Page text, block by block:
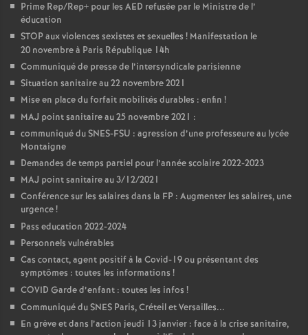
o
u
r
s
Prime Rep/Rep+ pour les AED refusée par le Ministre de l’
éducation
STOP aux violences sexistes et sexuelles ! Manifestation le
20 novembre à Paris République 14h
Communiqué de presse de l’intersyndicale parisienne
Situation sanitaire au 22 novembre 2021
Mise en place du forfait mobilités durables : enfin !
MAJ point sanitaire au 25 novembre 2021 :
communiqué du SNES-FSU : agression d’une professeure au lycée
Montaigne
Demandes de temps partiel pour l’année scolaire 2022-2023
MAJ point sanitaire au 3/12/2021
Conférence sur les salaires dans la FP : Augmenter les salaires, une
urgence!
Pass education 2022-2024
Personnels vulnérables
Cas contact, agent positif à la Covid-19 ou présentant des
symptômes : toutes les informations !
COVID Garde d’enfant : toutes les infos !
Communiqué du SNES Paris, Créteil et Versailles...
En grève et dans l’action jeudi 13 janvier : face à la crise sanitaire,